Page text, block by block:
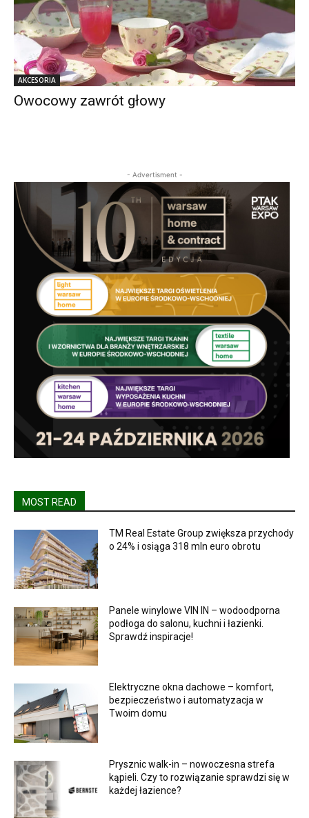
AKCESORIA
Owocowy zawrót głowy
- Advertisment -
MOST READ
TM Real Estate Group zwiększa przychody
o 24% i osiąga 318 mln euro obrotu
Panele winylowe VIN IN – wodoodporna
podłoga do salonu, kuchni i łazienki.
Sprawdź inspiracje!
Elektryczne okna dachowe – komfort,
bezpieczeństwo i automatyzacja w
Twoim domu
Prysznic walk-in – nowoczesna strefa
kąpieli. Czy to rozwiązanie sprawdzi się w
każdej łazience?